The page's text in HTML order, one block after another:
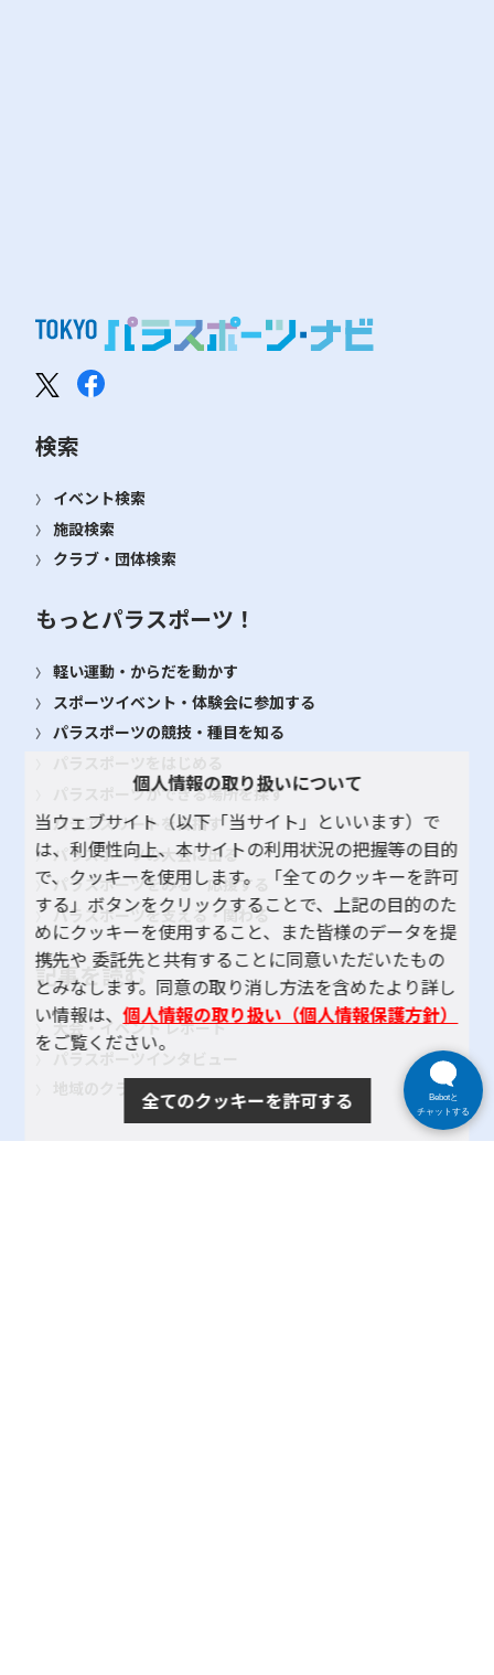
検索
イベント検索
施設検索
クラブ・団体検索
もっとパラスポーツ！
軽い運動・からだを動かす
スポーツイベント・体験会に参加する
パラスポーツの競技・種目を知る
パラスポーツができる場所を探す
パラアスリートを目指す
パラスポーツの大会に出る
パラスポーツをみる・応援する
パラスポーツを支える・関わる
記事を読む
大会・イベント レポート
パラスポーツインタビュー
地域のクラブ紹介
個人情報の取り扱いについて
当ウェブサイト（以下「当サイト」といいます）で
は、利便性向上、本サイトの利用状況の把握等の目的
で、クッキーを使用します。 「全てのクッキーを許可
する」ボタンをクリックすることで、上記の目的のた
めにクッキーを使用すること、また皆様のデータを提
携先や 委託先と共有することに同意いただいたもの
とみなします。同意の取り消し方法を含めたより詳し
い情報は、個人情報の取り扱い（個人情報保護方針）
をご覧ください。
全てのクッキーを許可する
Bebotと
チャットする